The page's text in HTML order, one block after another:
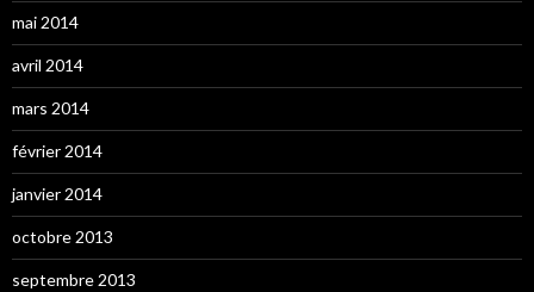
mai 2014
avril 2014
mars 2014
février 2014
janvier 2014
octobre 2013
septembre 2013